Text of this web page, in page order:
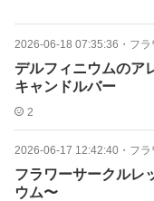
2026-06-18 07:35:36 ・ フ
デルフィニウムのア
キャンドルバー
2
2026-06-17 12:42:40 ・ フラ
フラワーサークルレ
ウム〜